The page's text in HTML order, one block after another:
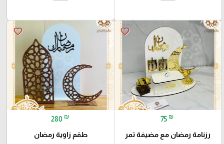
favorite_border
75 ₪
رزنامة رمضان مع مضيفة تمر
favorite_border
280 ₪
طقم زاوية رمضان